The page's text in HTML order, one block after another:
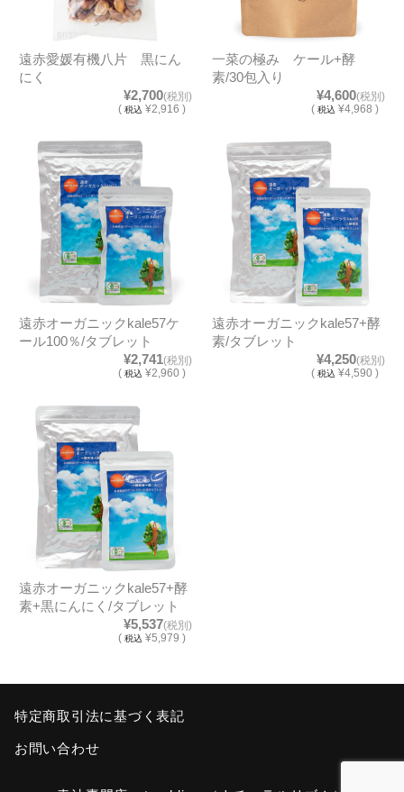
遠赤愛媛有機八片 黒にん
にく
¥2,700(税別)
(税込 ¥2,916 )
一菜の極み ケール+酵
素/30包入り
¥4,600(税別)
( 税込 ¥4,968 )
遠赤オーガニックkale57ケ
ール100％/タブレット
¥2,741(税別)
(税込 ¥2,960 )
遠赤オーガニックkale57+酵
素/タブレット
¥4,250(税別)
( 税込 ¥4,590 )
遠赤オーガニックkale57+酵
素+黒にんにく/タブレット
¥5,537(税別)
(税込 ¥5,979 )
特定商取引法に基づく表記
お問い合わせ